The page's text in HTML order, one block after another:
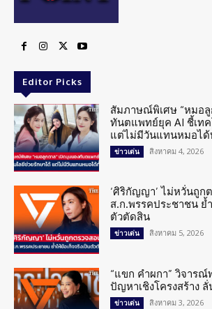
Editor Picks
สัมภาษณ์พิเศษ “หมอลู
ทันตแพทย์ยุค AI ชี้เท
แต่ไม่มีวันแทนหมอได้
ข่าวเด่น สิงหาคม 4, 2026
‘ศิริกัญญา’ ไม่หวั่นถูก
ส.ก.พรรคประชาชน ย้
ตัวตัดสิน
ข่าวเด่น สิงหาคม 5, 2026
“แขก คำผกา” วิจาร
ปัญหาเชิงโครงสร้าง
ข่าวเด่น สิงหาคม 3, 2026